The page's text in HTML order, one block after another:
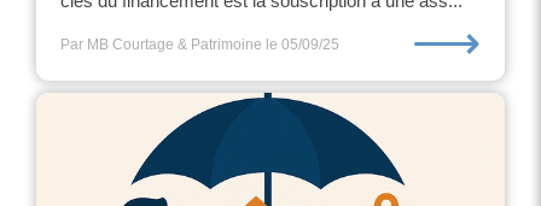
Par MB Courtage & Patrimoine le 05/09/25 ⟶